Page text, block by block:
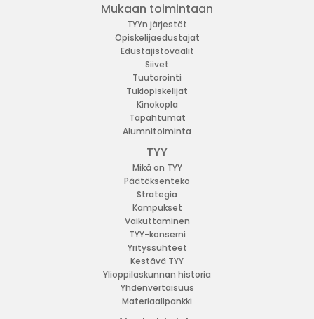
Mukaan toimintaan
TYYn järjestöt
Opiskelijaedustajat
Edustajistovaalit
Siivet
Tuutorointi
Tukiopiskelijat
Kinokopla
Tapahtumat
Alumnitoiminta
TYY
Mikä on TYY
Päätöksenteko
Strategia
Kampukset
Vaikuttaminen
TYY-konserni
Yrityssuhteet
Kestävä TYY
Ylioppilaskunnan historia
Yhdenvertaisuus
Materiaalipankki